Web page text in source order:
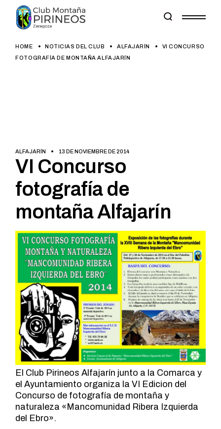
content
HOME NOTICIAS DEL CLUB ALFAJARÍN
VI CONCURSO
FOTOGRAFÍA DE MONTAÑA ALFAJARÍN
ALFAJARÍN 13 DE NOVIEMBRE DE 2014
VI Concurso
fotografía de
montaña Alfajarín
El Club Pirineos Alfajarín junto a la Comarca y
el Ayuntamiento organiza la VI Edicion del
Concurso de fotografía de montaña y
naturaleza «Mancomunidad Ribera Izquierda
del Ebro».